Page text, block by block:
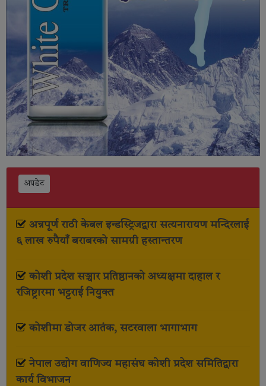
अपडेट
अन्नपूर्ण राठी केबल इन्डस्ट्रिजद्वारा सत्यनारायण मन्दिरलाई
६ लाख रुपैयाँ बराबरको सामग्री हस्तान्तरण
कोशी प्रदेश सञ्चार प्रतिष्ठानको अध्यक्षमा दाहाल र
रजिष्ट्रारमा भट्टराई नियुक्त
कोशीमा डोजर आतंक, सटरवाला भागाभाग
नेपाल उद्योग वाणिज्य महासंघ कोशी प्रदेश समितिद्वारा
कार्य विभाजन